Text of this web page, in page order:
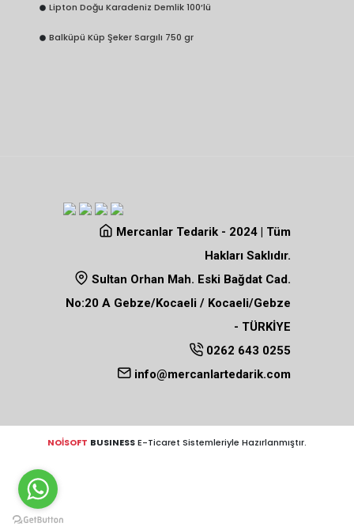
Lipton Doğu Karadeniz Demlik 100’lü
Balküpü Küp Şeker Sargılı 750 gr
Mercanlar Tedarik - 2024 | Tüm
Hakları Saklıdır.
Sultan Orhan Mah. Eski Bağdat Cad.
No:20 A Gebze/Kocaeli / Kocaeli/Gebze
- TÜRKİYE
0262 643 0255
info@mercanlartedarik.com
NOİSOFT BUSINESSE-Ticaret Sistemleriyle Hazırlanmıştır.